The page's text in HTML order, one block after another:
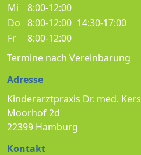
Mi
8:00-12:00
Do 8:00-12:00 14:30-17:00
Fr
8:00-12:00
Termine nach Vereinbarung
Adresse
Kinderarztpraxis Dr. med.
Moorhof 2d
22399 Hamburg
Kontakt